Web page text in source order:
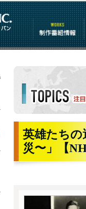
制作番組情報
英雄たちの
災〜」【